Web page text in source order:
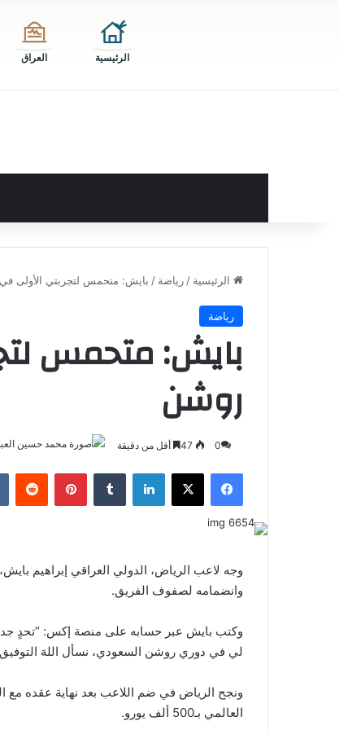
الرئيسية العراق
الرئيسية / رياضة / بايش: متحمس لتجربتي الأولى
رياضة
بايش: متحمس
روشن
0 أقل من دقيقة
فيسبوك ‫X لينكدإن بينتيريست
وجه لاعب الرياض، الدولي العراقي إبراهيم
وانضمامه لصفوف الفريق.
وكتب بايش عبر حسابه على منصة إكس: “تحدٍ
لي في دوري روشن السعودي، نسأل اللهَ
ونجح الرياض في ضم اللاعب بعد نهاية عقده مع
العالمي بـ500 ألف يورو.